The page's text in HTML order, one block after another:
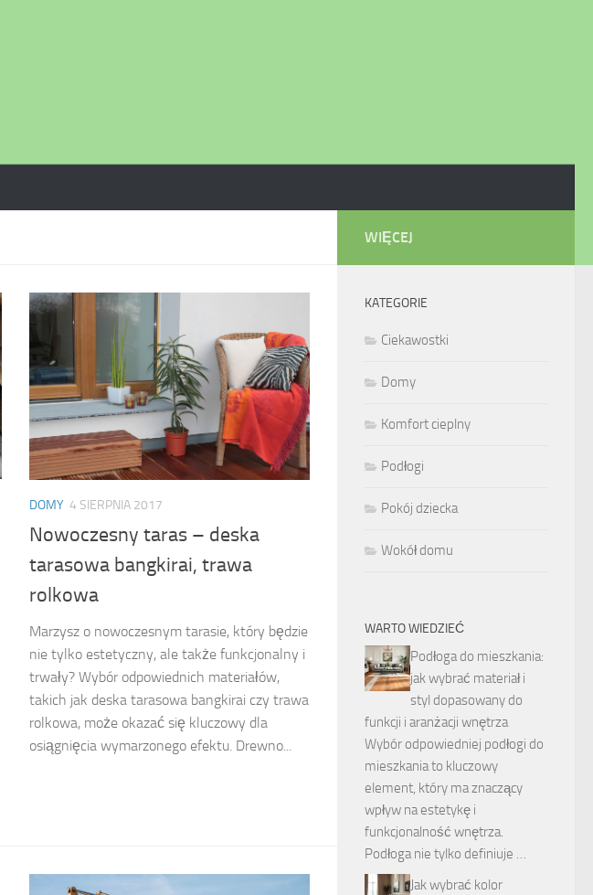
DOMY 4 SIERPNIA 2017
Nowoczesny taras – deska
tarasowa bangkirai, trawa
rolkowa
Marzysz o nowoczesnym tarasie, który będzie
nie tylko estetyczny, ale także funkcjonalny i
trwały? Wybór odpowiednich materiałów,
takich jak deska tarasowa bangkirai czy trawa
rolkowa, może okazać się kluczowy dla
osiągnięcia wymarzonego efektu. Drewno...
WIĘCEJ
KATEGORIE
Ciekawostki
Domy
Komfort cieplny
Podłogi
Pokój dziecka
Wokół domu
WARTO WIEDZIEĆ
Podłoga do mieszkania:
jak wybrać materiał i
styl dopasowany do
funkcji i aranżacji wnętrza
Wybór odpowiedniej podłogi do
mieszkania to kluczowy
element, który ma znaczący
wpływ na estetykę i
funkcjonalność wnętrza.
Podłoga nie tylko definiuje …
Jak wybrać kolor